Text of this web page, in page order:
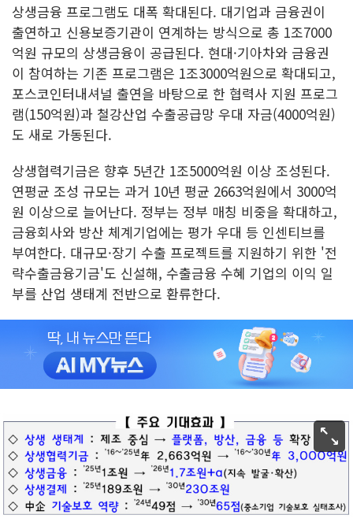
상생금융 프로그램도 대폭 확대된다. 대기업과 금융권이
출연하고 신용보증기관이 연계하는 방식으로 총 1조7000
억원 규모의 상생금융이 공급된다. 현대·기아차와 금융권
이 참여하는 기존 프로그램은 1조3000억원으로 확대되고,
포스코인터내셔널 출연을 바탕으로 한 협력사 지원 프로그
램(150억원)과 철강산업 수출공급망 우대 자금(4000억원)
도 새로 가동된다.
상생협력기금은 향후 5년간 1조5000억원 이상 조성된다.
연평균 조성 규모는 과거 10년 평균 2663억원에서 3000억
원 이상으로 늘어난다. 정부는 정부 매칭 비중을 확대하고,
금융회사와 방산 체계기업에는 평가 우대 등 인센티브를
부여한다. 대규모·장기 수출 프로젝트를 지원하기 위한 '전
략수출금융기금'도 신설해, 수출금융 수혜 기업의 이익 일
부를 산업 생태계 전반으로 환류한다.